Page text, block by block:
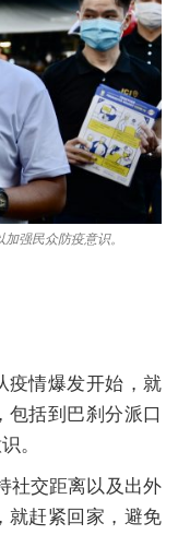
强民众防疫意识。
疫情爆发开始，就
包括到巴刹分派口
。
社交距离以及出外
就赶紧回家，避免